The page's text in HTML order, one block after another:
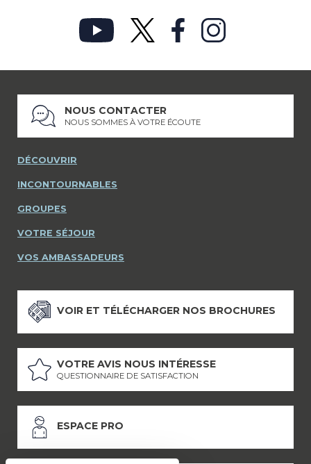
NOUS CONTACTER
NOUS SOMMES À VOTRE ÉCOUTE
DÉCOUVRIR
INCONTOURNABLES
GROUPES
VOTRE SÉJOUR
VOS AMBASSADEURS
VOIR ET TÉLÉCHARGER NOS BROCHURES
VOTRE AVIS NOUS INTÉRESSE
QUESTIONNAIRE DE SATISFACTION
ESPACE PRO